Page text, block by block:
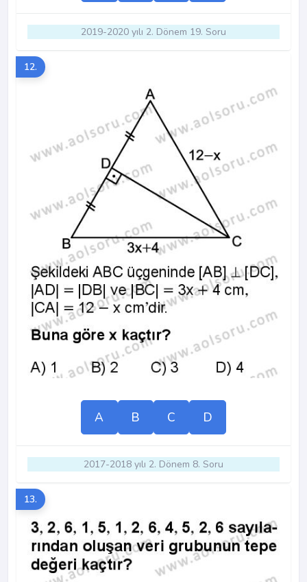
2019-2020 yılı 2. Dönem 19. Soru
12.
A B C D
2017-2018 yılı 2. Dönem 8. Soru
13.